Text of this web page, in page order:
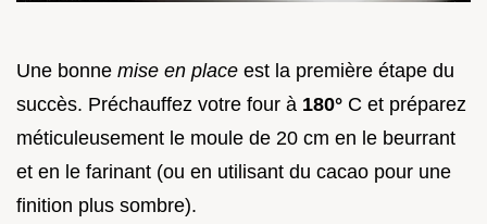
Une bonne mise en place est la première étape du
succès. Préchauffez votre four à 180° C et préparez
méticuleusement le moule de 20 cm en le beurrant
et en le farinant (ou en utilisant du cacao pour une
finition plus sombre).